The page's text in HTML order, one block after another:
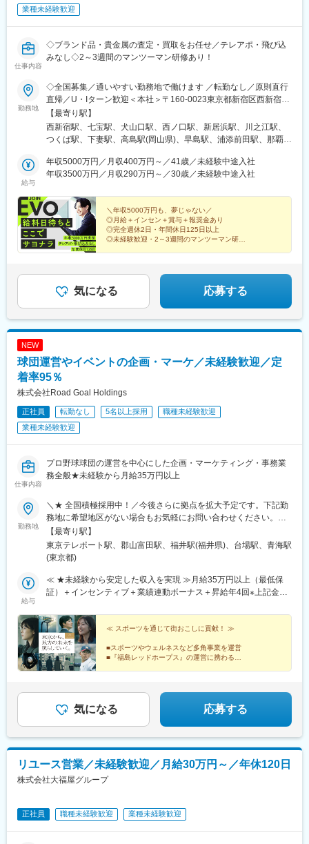
里駅、栗橋駅、樅山駅、湯河原駅、松戸駅、東富岡駅、新鹿沼
十条駅(東京都)、みどり台駅、東宿郷駅、江曽島駅、笠間駅、下館
駅、新守谷駅、流山おおたかの森駅、南柏駅、明大前駅、塚原
泉駅、公津の杜駅、八街駅、茂原駅、牛浜駅、藤沢駅、雑色駅、
西立川駅、北八王子駅、三鷹駅、曳舟駅、西葛西駅、逗子駅、宮
崎台駅、並木北駅、古淵駅、矢板駅、北真岡駅、伊勢原駅、淵野
辺駅、中野坂上駅、広電廿日市駅、安芸駅、土佐山田駅、大阪空
港駅(大阪モノレール)、狛江駅、芳賀台駅、学園前駅(奈良県)、上
保原駅、肥後橋駅、下板橋駅、登戸駅、東伏見駅、下総中山駅、
南林間駅、志村坂上駅、駅東公園前駅、下高井戸駅、岩原駅、熊
川駅、逗子・葉山駅、宮前平駅、並木中央駅、西新宿五丁目駅、
山陽女学園前駅、球場前駅(高知県)、大江橋駅、宇都宮駅東口駅
業種未経験歓迎
仕事内容
◇ブランド品・貴金属の査定・買取をお任せ／テレアポ・飛び込
みなし◇2～3週間のマンツーマン研修あり！
勤務地
◇全国募集／通いやすい勤務地で働けます ／転勤なし／原則直行
直帰／U・Iターン歓迎＜本社＞〒160-0023東京都新宿区西新宿五
丁目1番1号 住友不動産新宿ファーストタワー3階※転居を伴う転
勤はありません。■その他勤務地・都内23区、関東のプロジェク
ト先やご希望の全国
【最寄り駅】
西新宿駅、七宝駅、犬山口駅、西ノ口駅、新居浜駅、川之江駅、
つくば駅、下妻駅、高島駅(岡山県)、早島駅、浦添前田駅、那覇空
くりこま高原駅、長町一丁目駅、宇治駅(奈良線)、久津川駅、山城
青谷駅、天ケ瀬駅、有佐駅、吉井駅(群馬県)、前橋大島駅、広駅、
西町駅、具同駅、浜崎駅、朝霞台駅、東岩槻駅、大野原駅、亀山
駅(三重県)、三瀬谷駅、南鳥海駅、鶴岡駅、赤湯駅、奈古駅、日野
駅(滋賀県)、堅田駅、近江長岡駅、十文字駅、扇田駅、三ツ境駅、
鴨宮駅、三沢駅(青森県)、板柳駅、磐田駅、美川駅、野々市駅(Ｉ
Ｒいしかわ鉄道線)、九重駅、滑河駅、大網駅、北信太駅、寝屋川
作駅、和泉多摩川駅、井荻駅、阿波山川駅、石井駅(徳島県)、南小
松島駅、ゆいの杜東駅、高久駅、五位堂駅、富雄駅、西加積駅、
守谷駅、ゆめみ野駅、北春日部駅、上星川駅、善行駅、三崎口
駅、内宿駅、柏の葉キャンパス駅、岩瀬駅、古河駅、鶴瀬駅、東
武動物公園駅、上板橋駅、本厚木駅、亀戸水神駅、東千葉駅、高
駅、川和町駅、雀宮駅、岡本駅(栃木県)、木更津駅、北松戸駅、武
里駅、栗橋駅、樅山駅、湯河原駅、松戸駅、東富岡駅、新鹿沼
十条駅(東京都)、みどり台駅、東宿郷駅、江曽島駅、笠間駅、下館
駅、新守谷駅、流山おおたかの森駅、南柏駅、明大前駅、塚原
泉駅、公津の杜駅、八街駅、茂原駅、牛浜駅、藤沢駅、雑色駅、
西立川駅、北八王子駅、三鷹駅、曳舟駅、西葛西駅、逗子駅、宮
崎台駅、並木北駅、古淵駅、矢板駅、北真岡駅、伊勢原駅、淵野
辺駅、中野坂上駅、広電廿日市駅、安芸駅、土佐山田駅、大阪空
港駅(大阪モノレール)、狛江駅、芳賀台駅、学園前駅(奈良県)、上
保原駅、肥後橋駅、下板橋駅、登戸駅、東伏見駅、下総中山駅、
南林間駅、志村坂上駅、駅東公園前駅、下高井戸駅、岩原駅、熊
川駅、逗子・葉山駅、宮前平駅、並木中央駅、西新宿五丁目駅、
山陽女学園前駅、球場前駅(高知県)、大江橋駅、宇都宮駅東口駅
給与
年収5000万円／月収400万円～／41歳／未経験中途入社
年収3500万円／月収290万円～／30歳／未経験中途入社
＼年収5000万円も、夢じゃない／
◎月給＋インセン＋賞与＋報奨金あり
◎完全週休2日・年間休日125日以上
◎未経験歓迎・2～3週間のマンツーマン研修
気になる 応募する
NEW
球団運営やイベントの企画・マーケ／未経験歓迎／定
着率95％
株式会社Road Goal Holdings
正社員 転勤なし 5名以上採用
職種未経験歓迎
業種未経験歓迎
仕事内容
プロ野球球団の運営を中心にした企画・マーケティング・事務業
務全般★未経験から月給35万円以上
勤務地
＼★ 全国積極採用中！／今後さらに拠点を拡大予定です。下記勤
務地に希望地区がない場合もお気軽にお問い合わせください。≪
希望に沿わない転勤なし ★ 東京を拠点に地方都市に貢献≫■東京
本社／東京都江東区青海1-1-20 ダイバーシティ東京 オフィスタワ
ー 12F■東北オフィス／福島県郡山市八山田3丁目22■北陸オフィ
【最寄り駅】
東京テレポート駅、郡山富田駅、福井駅(福井県)、台場駅、青海駅
(東京都)
給与
≪ ★未経験から安定した収入を実現 ≫月給35万円以上（最低保
証）＋インセンティブ＋業績連動ボーナス＋昇給年4回※上記金額
す。超過分は別途支給。※最大6ヶ月の試用期間あり（期間中は月
給32万円となります/45時間分の固定残業代7万8300円～を含む/
超過分は別途支給）。※経験や能力を考慮の上、金額を決定しま
す。
≪ スポーツを通じて街おこしに貢献！ ≫
■スポーツやウェルネスなど多角事業を運営
■『福島レッドホープス』の運営に携わる
気になる 応募する
リユース営業／未経験歓迎／月給30万円～／年休120日
株式会社大福屋グループ
正社員 職種未経験歓迎 業種未経験歓迎